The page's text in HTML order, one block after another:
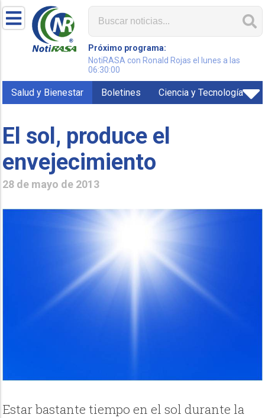
Próximo programa:
NotiRASA con Ronald Rojas el lunes a las
06:30:00
Salud y Bienestar Boletines Ciencia y Tecnología
El sol, produce el
envejecimiento
28 de mayo de 2013
Estar bastante tiempo en el sol durante la